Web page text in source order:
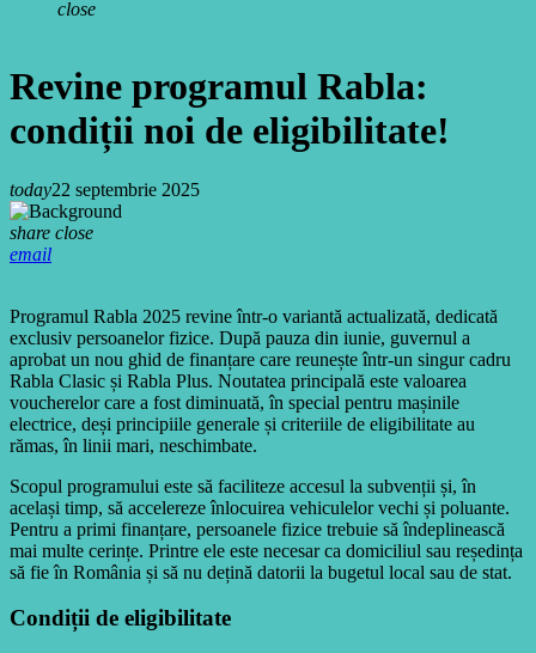
close
Revine programul Rabla:
condiții noi de eligibilitate!
today22 septembrie 2025
share close
email
Programul Rabla 2025 revine într-o variantă actualizată, dedicată
exclusiv persoanelor fizice. După pauza din iunie, guvernul a
aprobat un nou ghid de finanțare care reunește într-un singur cadru
Rabla Clasic și Rabla Plus. Noutatea principală este valoarea
voucherelor care a fost diminuată, în special pentru mașinile
electrice, deși principiile generale și criteriile de eligibilitate au
rămas, în linii mari, neschimbate.
Scopul programului este să faciliteze accesul la subvenții și, în
același timp, să accelereze înlocuirea vehiculelor vechi și poluante.
Pentru a primi finanțare, persoanele fizice trebuie să îndeplinească
mai multe cerințe. Printre ele este necesar ca domiciliul sau reședința
să fie în România și să nu dețină datorii la bugetul local sau de stat.
Condiții de eligibilitate